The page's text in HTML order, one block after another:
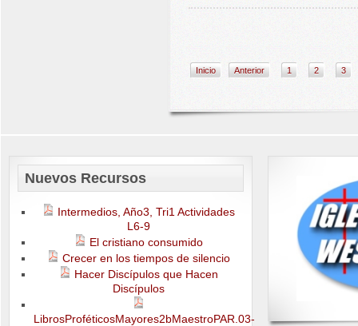
Inicio Anterior 1 2 3
Nuevos Recursos
Intermedios, Año3, Tri1 Actividades
L6-9
El cristiano consumido
Crecer en los tiempos de silencio
Hacer Discípulos que Hacen
Discípulos
LibrosProféticosMayores2bMaestroPAR.03-